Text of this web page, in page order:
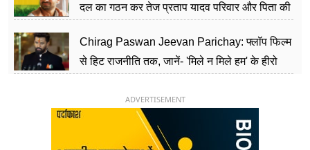
दल का गठन कर तेज प्रताप यादव परिवार और पिता की
Chirag Paswan Jeevan Parichay: फ्लॉप फिल्म
से हिट राजनीति तक, जानें- 'मिले न मिले हम' के हीरो
ADVERTISEMENT